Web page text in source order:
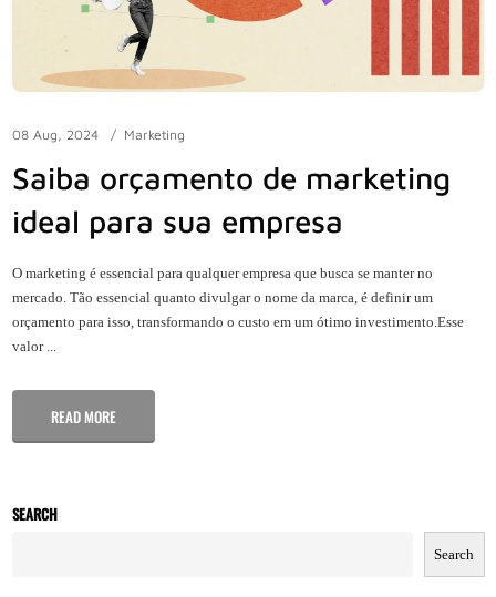
08 Aug, 2024 Marketing
Saiba orçamento de marketing
ideal para sua empresa
O marketing é essencial para qualquer empresa que busca se manter no
mercado. Tão essencial quanto divulgar o nome da marca, é definir um
orçamento para isso, transformando o custo em um ótimo investimento.Esse
valor ...
READ MORE
SEARCH
Search